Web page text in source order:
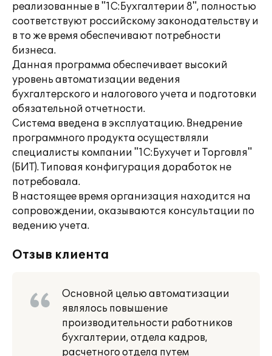
реализованные в "1С:Бухгалтерии 8", полностью
соответствуют российскому законодательству и
в то же время обеспечивают потребности
бизнеса.
Данная программа обеспечивает высокий
уровень автоматизации ведения
бухгалтерского и налогового учета и подготовки
обязательной отчетности.
Система введена в эксплуатацию. Внедрение
программного продукта осуществляли
специалисты компании "1С:Бухучет и Торговля"
(БИТ). Типовая конфигурация доработок не
потребовала.
В настоящее время организация находится на
сопровождении, оказываются консультации по
ведению учета.
Отзыв клиента
Основной целью автоматизации
являлось повышение
производительности работников
бухгалтерии, отдела кадров,
расчетного отдела путем